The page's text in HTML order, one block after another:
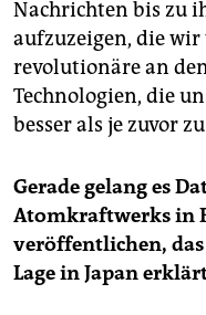
epaper login
Nachrichten bis zu
aufzuzeigen, die wir
revolutionäre an
Technologien, die
besser als je zuvor
Gerade gelang es
Atomkraftwerks in
veröffentlichen,
Lage in Japan